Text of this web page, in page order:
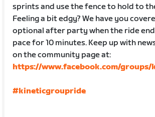
sprints and use the fence to hold to
Feeling a bit edgy? We have you
optional after party when the ride
pace for 10 minutes. Keep up with
on the community page at:
https://www.facebook.com/
#kineticgroupride